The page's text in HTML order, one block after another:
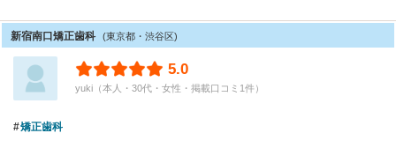
新宿南口矯正歯科 (東京都・渋谷区)
5.0
yuki（本人・30代・女性・掲載口コミ1件）
矯正歯科